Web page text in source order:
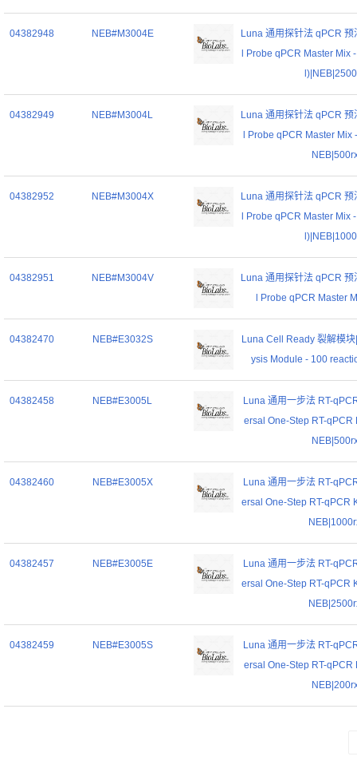
04382948 NEB#M3004E
Luna 通用探针法 qPCR
l Probe qPCR Master Mix
04382949 NEB#M3004L
Luna 通用探针法 qPCR
l Probe qPCR Master
04382952 NEB#M3004X
Luna 通用探针法 qPCR
l Probe qPCR Master Mix
04382951 NEB#M3004V
Luna 通用探针法 qPCR
l Probe qPCR Master
04382470 NEB#E3032S
Luna Cell Ready 裂解模
ysis Module - 100
04382458 NEB#E3005L
Luna 通用一步法 RT-
ersal One-Step RT-qPCR
04382460 NEB#E3005X
Luna 通用一步法 RT-
ersal One-Step RT-qPCR
04382457 NEB#E3005E
Luna 通用一步法 RT-
ersal One-Step RT-qPCR
04382459 NEB#E3005S
Luna 通用一步法 RT-
ersal One-Step RT-qPCR